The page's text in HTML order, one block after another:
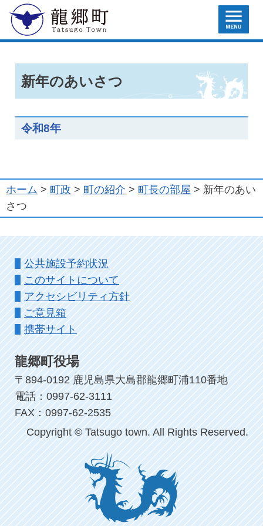
龍郷町 MENU
新年のあいさつ
令和8年
ホーム > 町政 > 町の紹介 > 町長の部屋 > 新年のあい
さつ
公共施設予約状況
このサイトについて
アクセシビリティ方針
ご意見箱
携帯サイト
龍郷町役場
〒894-0192 鹿児島県大島郡龍郷町浦110番地
電話：0997-62-3111
FAX：0997-62-2535
Copyright © Tatsugo town. All Rights Reserved.